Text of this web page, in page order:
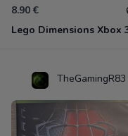
8.90 €
Lego Dimensions Xbox
TheGamingR83